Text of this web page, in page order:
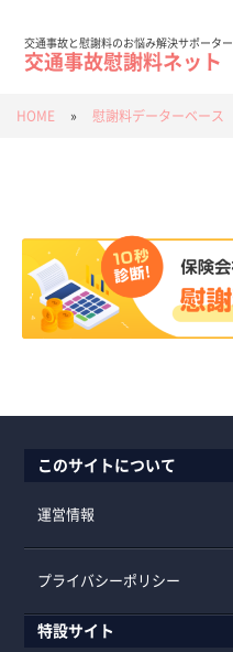
交通事故と慰謝料のお悩み解決サポーター
交通事故慰謝料ネット
HOME » 慰謝料データーベース
このサイトについて
運営情報
プライバシーポリシー
特設サイト